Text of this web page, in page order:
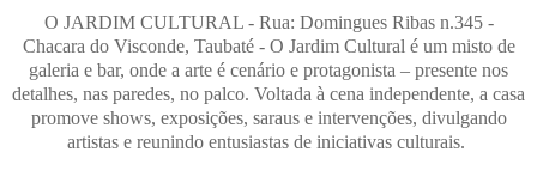
O JARDIM CULTURAL - Rua: Domingues Ribas n.345 -
Chacara do Visconde, Taubaté - O Jardim Cultural é um misto de
galeria e bar, onde a arte é cenário e protagonista – presente nos
detalhes, nas paredes, no palco. Voltada à cena independente, a casa
promove shows, exposições, saraus e intervenções, divulgando
artistas e reunindo entusiastas de iniciativas culturais.